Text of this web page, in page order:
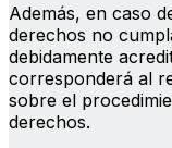
Además, en caso
derechos no
debidamente
corresponderá al
sobre el
derechos.